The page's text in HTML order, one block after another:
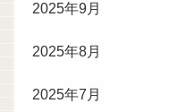
2025年9月
2025年8月
2025年7月